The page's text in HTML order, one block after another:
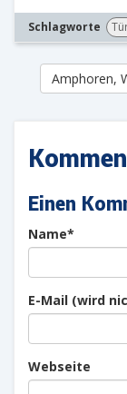
Schlagworte
Amphoren,
Einen
NamePflichtfeld
*
E-Mail (wird
Webseite